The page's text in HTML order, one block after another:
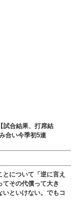
合結果、打席結
合い今季初5連
について「逆に言え
その代償って大き
といけない。でもコ